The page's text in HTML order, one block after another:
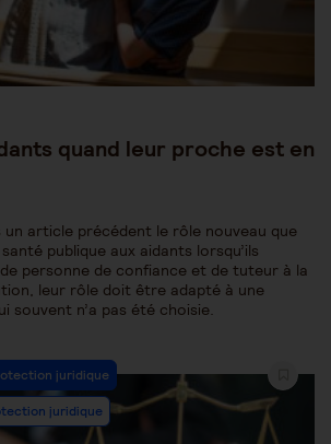
quand leur proche est en
un article précédent le rôle nouveau que
publique aux aidants lorsqu’ils
personne de confiance et de tuteur à la
leur rôle doit être adapté à une
souvent n’a pas été choisie.
juridique
juridique